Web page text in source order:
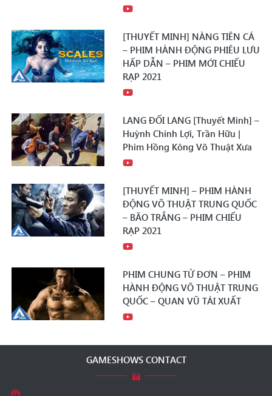
[THUYẾT MINH] NÀNG TIÊN CÁ
– PHIM HÀNH ĐỘNG PHIÊU LƯU
HẤP DẪN – PHIM MỚI CHIẾU
RẠP 2021
LANG ĐỐI LANG [Thuyết Minh] –
Huỳnh Chính Lợi, Trần Hữu |
Phim Hồng Kông Võ Thuật Xưa
[THUYẾT MINH] – PHIM HÀNH
ĐỘNG VÕ THUẬT TRUNG QUỐC
– BÃO TRẮNG – PHIM CHIẾU
RẠP 2021
PHIM CHUNG TỬ ĐƠN – PHIM
HÀNH ĐỘNG VÕ THUẬT TRUNG
QUỐC – QUAN VŨ TÁI XUẤT
GAMESHOWS CONTACT